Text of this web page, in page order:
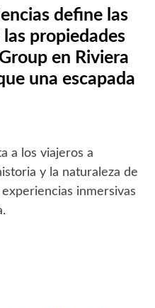
define las
propiedades
en Riviera
una escapada
a los viajeros a
y la naturaleza de
inmersivas